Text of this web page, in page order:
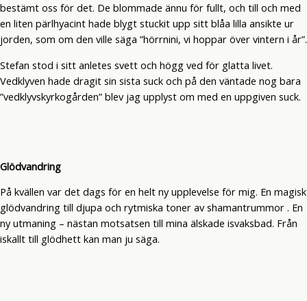
bestämt oss för det. De blommade ännu för fullt, och till och med
en liten pärlhyacint hade blygt stuckit upp sitt blåa lilla ansikte ur
jorden, som om den ville säga ”hörrnini, vi hoppar över vintern i år”.
Stefan stod i sitt anletes svett och högg ved för glatta livet.
Vedklyven hade dragit sin sista suck och på den väntade nog bara
”vedklyvskyrkogården” blev jag upplyst om med en uppgiven suck.
Glödvandring
På kvällen var det dags för en helt ny upplevelse för mig. En magisk
glödvandring till djupa och rytmiska toner av shamantrummor . En
ny utmaning – nästan motsatsen till mina älskade isvaksbad. Från
iskallt till glödhett kan man ju säga.